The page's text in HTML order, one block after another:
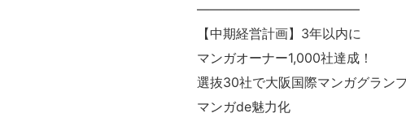
————————————–
【中期経営計画】3年以内に
マンガオーナー1,000社達成！
選抜30社で大阪国際マンガグラン
マンガde魅力化